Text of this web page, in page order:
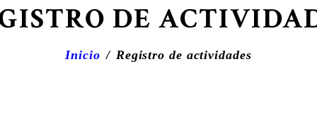
DE
Inicio Registro de actividades